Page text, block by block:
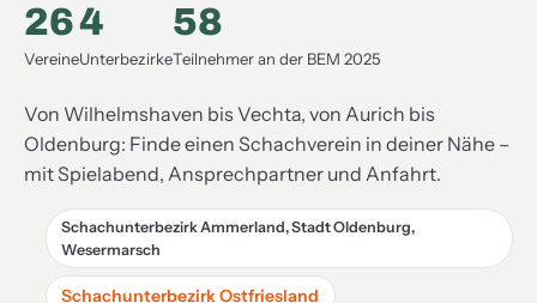
26
Vereine
4
Unterbezirke
58
Teilnehmer an der BEM 2025
Von Wilhelmshaven bis Vechta, von Aurich bis
Oldenburg: Finde einen Schachverein in deiner Nähe –
mit Spielabend, Ansprechpartner und Anfahrt.
Schachunterbezirk Ammerland, Stadt Oldenburg,
Wesermarsch
Schachunterbezirk Ostfriesland